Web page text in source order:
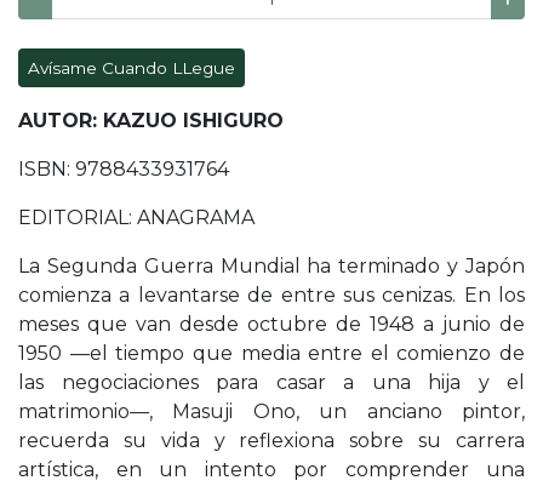
Avísame Cuando LLegue
AUTOR: KAZUO ISHIGURO
ISBN: 9788433931764
EDITORIAL: ANAGRAMA
La Segunda Guerra Mundial ha terminado y Japón
comienza a levantarse de entre sus cenizas. En los
meses que van desde octubre de 1948 a junio de
1950 —el tiempo que media entre el comienzo de
las negociaciones para casar a una hija y el
matrimonio—, Masuji Ono, un anciano pintor,
recuerda su vida y reflexiona sobre su carrera
artística, en un intento por comprender una